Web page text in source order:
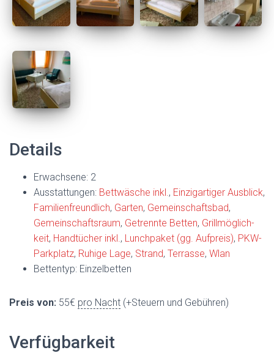
Details
Erwachsene: 2
Ausstattungen: Bettwäsche inkl., Einzigartiger Ausblick,
Familien­freundlich, Garten, Gemeinschafts­bad,
Gemeinschafts­raum, Getrennte Betten, Grillmöglich­
keit, Handtücher inkl., Lunchpaket (gg. Aufpreis), PKW-
Parkplatz, Ruhige Lage, Strand, Terrasse, Wlan
Bettentyp: Einzelbetten
Preis von: 55€ pro Nacht (+Steuern und Gebühren)
Verfügbarkeit